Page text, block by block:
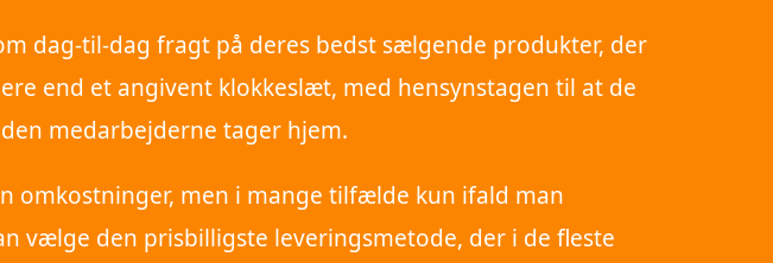
dag-til-dag fragt på deres bedst sælgende produkter, der
end et angivent klokkeslæt, med hensynstagen til at de
medarbejderne tager hjem.
omkostninger, men i mange tilfælde kun ifald man
vælge den prisbilligste leveringsmetode, der i de fleste